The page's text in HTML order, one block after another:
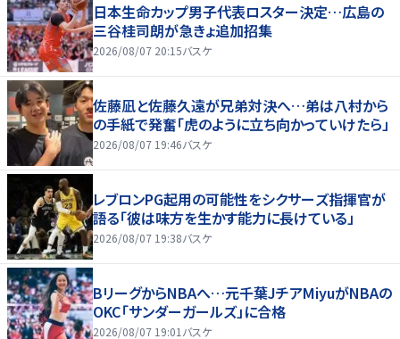
日本生命カップ男子代表ロスター決定…広島の
三谷桂司朗が急きょ追加招集
2026/08/07 20:15バスケ
佐藤凪と佐藤久遠が兄弟対決へ…弟は八村から
の手紙で発奮「虎のように立ち向かっていけたら」
2026/08/07 19:46バスケ
レブロンPG起用の可能性をシクサーズ指揮官が
語る「彼は味方を生かす能力に長けている」
2026/08/07 19:38バスケ
BリーグからNBAへ…元千葉JチアMiyuがNBAの
OKC「サンダーガールズ」に合格
2026/08/07 19:01 バスケ